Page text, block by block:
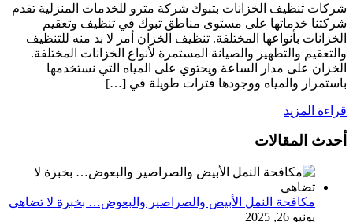
شركات تنظيف الخزانات بتبوك شركة مترو للخدمات المنزلية تقدم
شركتنا خدماتها على مستوى مناطق تبوك في تنظيف وتعقيم
الخزانات بأنواعها المختلفة. تنظيف الخزان أمر لا بد منه للتنظيف
والتعقيم والتطهير والصيانة المستمرة لأنواع الخزانات المختلفة.
الخزان على مدار الساعة ويحتوي على المياه التي نستخدمها
باستمرار والمياه ووجودها فترات طويلة في […]
قراءة المزيد
أحدث المقالات
مكافحة النمل الأبيض والصراصير والبعوض… بخبرة لا تضاهى
يونيو 26, 2025